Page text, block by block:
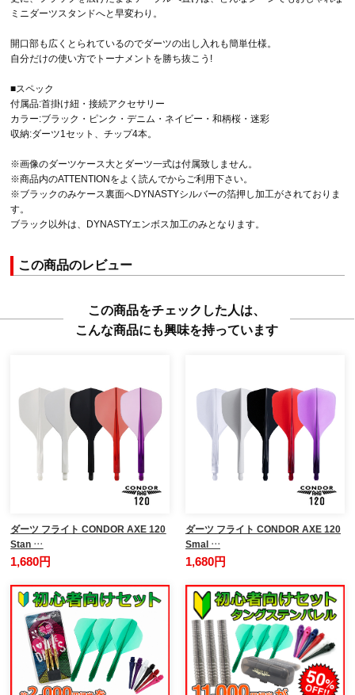
ミニダーツスタンドへと早変わり。
開口部も広くとられているのでダーツの出し入れも簡単仕様。
自分だけの使い方でトーナメントを勝ち抜こう!
■スペック
付属品:首掛け紐・接続アクセサリー
カラー:ブラック・ピンク・デニム・ネイビー・和柄桜・迷彩
収納:ダーツ1セット、チップ4本。
※画像のダーツケース大とダーツ一式は付属致しません。
※商品内のATTENTIONをよく読んでからご利用下さい。
※ブラックのみケース裏面へDYNASTYシルバーの箔押し加工がされておりま
す。
ブラック以外は、DYNASTYエンボス加工のみとなります。
この商品のレビュー
この商品をチェックした人は、
こんな商品にも興味を持っています
ダーツ フライト CONDOR AXE 120
Stan …
1,680円
ダーツ フライト CONDOR AXE 120
Smal …
1,680円